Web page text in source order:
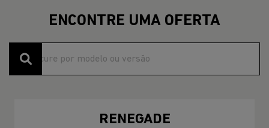
ENCONTRE UMA OFERTA
RENEGADE